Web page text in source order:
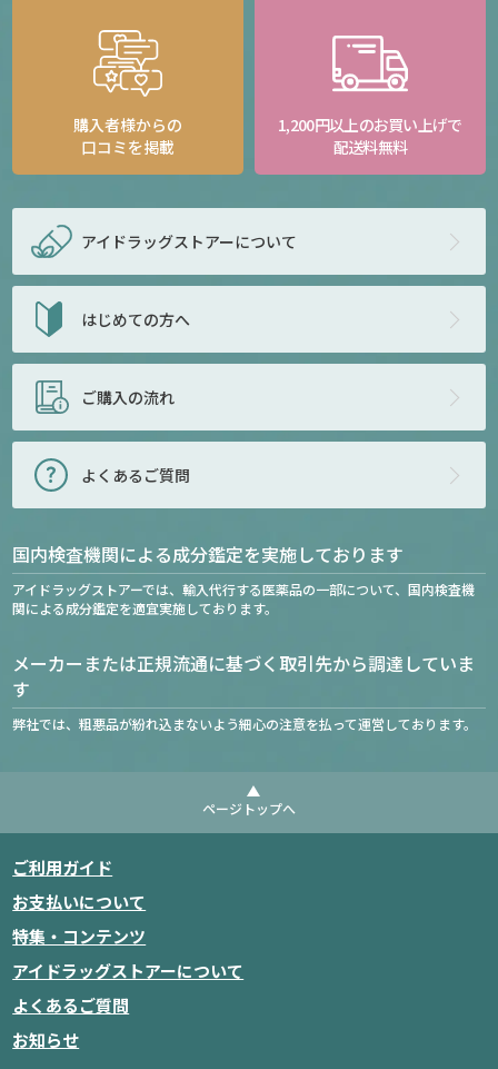
購入者様からの
口コミを掲載
1,200円以上のお買い上げで
配送料無料
アイドラッグストアーについて
はじめての方へ
ご購入の流れ
よくあるご質問
国内検査機関による成分鑑定を実施しております
アイドラッグストアーでは、輸入代行する医薬品の一部について、国内検査機
関による成分鑑定を適宜実施しております。
メーカーまたは正規流通に基づく取引先から調達していま
す
弊社では、粗悪品が紛れ込まないよう細心の注意を払って運営しております。
ページトップへ
ご利用ガイド
お支払いについて
特集・コンテンツ
アイドラッグストアーについて
よくあるご質問
お知らせ